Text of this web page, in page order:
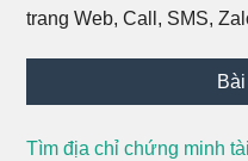
trang Web, Call, SMS,
Tìm địa chỉ chứng minh